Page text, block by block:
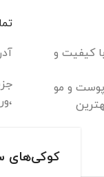
کیفیت و
و مو
کوکی‌های